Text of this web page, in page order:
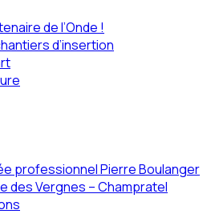
de l’Onde !
d’insertion
professionnel Pierre Boulanger
des Vergnes – Champratel